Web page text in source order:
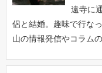
遠寺に
侶と結婚。趣味で行な
山の情報発信やコラム